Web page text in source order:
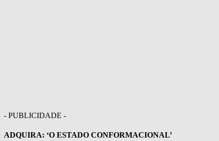
- PUBLICIDADE -
ADQUIRA: ‘O ESTADO CONFORMACIONAL’